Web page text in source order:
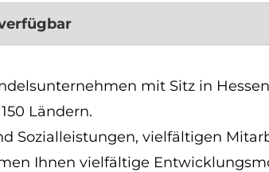
mit Sitz in
Ländern.
Sozialleistungen, vielfältigen
Ihnen vielfältige